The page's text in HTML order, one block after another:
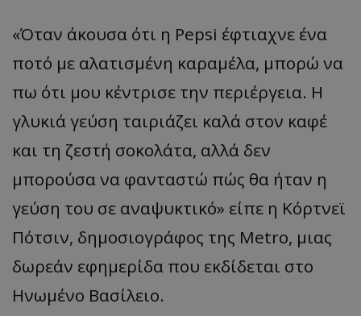
«Όταν άκουσα ότι η Pepsi έφτιαχνε ένα
ποτό με αλατισμένη καραμέλα, μπορώ να
πω ότι μου κέντρισε την περιέργεια. Η
γλυκιά γεύση ταιριάζει καλά στον καφέ
και τη ζεστή σοκολάτα, αλλά δεν
μπορούσα να φανταστώ πώς θα ήταν η
γεύση του σε αναψυκτικό» είπε η Κόρτνεϊ
Πότσιν, δημοσιογράφος της Metro, μιας
δωρεάν εφημερίδα που εκδίδεται στο
Ηνωμένο Βασίλειο.